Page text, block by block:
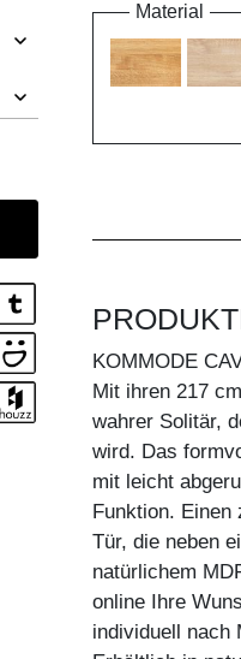
Material
KOMMODE
Mit ihren 217
wahrer Solitär,
wird. Das
mit leicht
Funktion. Einen
Tür, die neben
natürlichem
online Ihre
individuell nach